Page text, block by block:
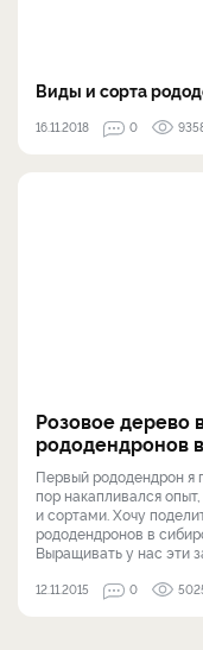
Виды и сорта
16.11.2018 0
Розовое дерево
рододендронов
Первый рододендрон я
пор накапливался
и сортами. Хочу
рододендронов в
Выращивать у нас эти
12.11.2015 0